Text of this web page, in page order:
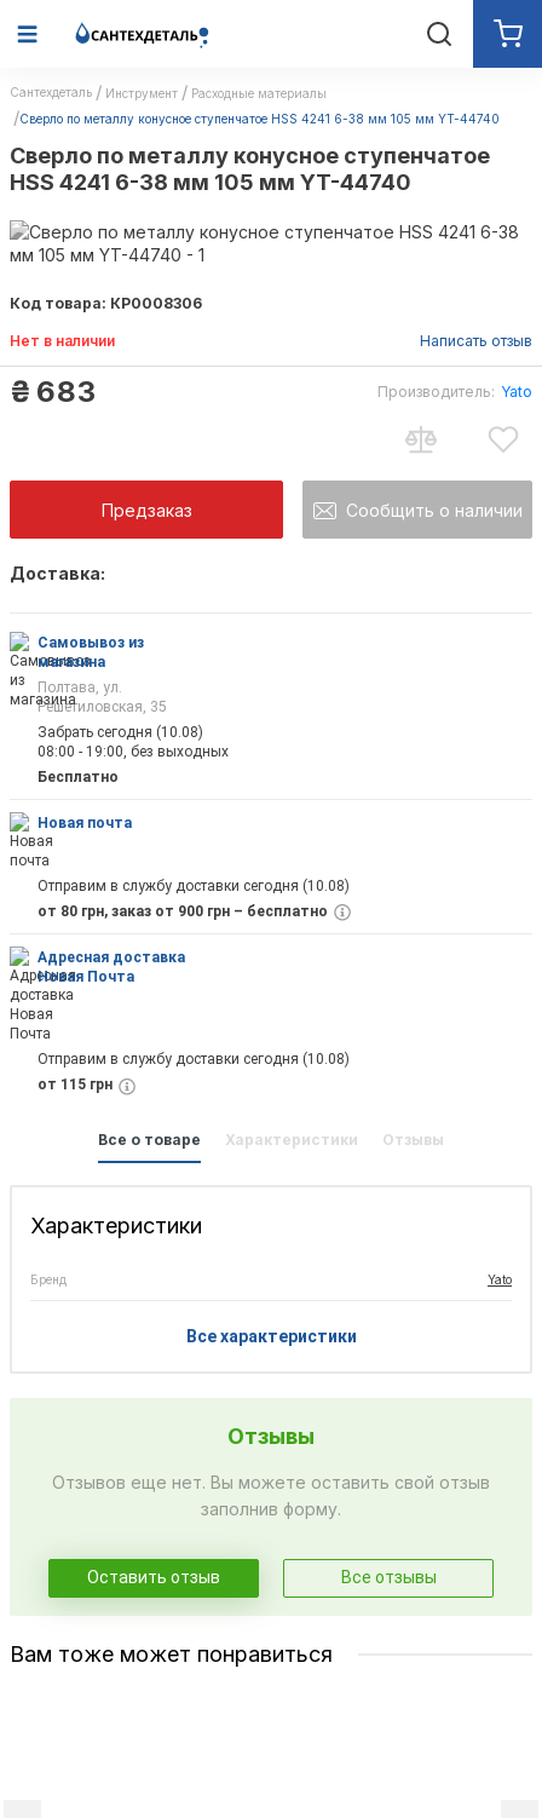
Сантехдеталь Инструмент
Расходные материалы
Сверло по металлу конусное ступенчатое HSS 4241 6-38 мм 105 мм YT-44740
Сверло по металлу конусное ступенчатое
HSS 4241 6-38 мм 105 мм YT-44740
Код товара: КР0008306
Нет в наличии Написать отзыв
₴ 683 Производитель: Yato
Предзаказ Сообщить о наличии
Доставка:
Самовывоз из
магазина
Полтава, ул.
Решетиловская, 35
Забрать сегодня (10.08)
08:00 - 19:00, без выходных
Бесплатно
Новая почта
Отправим в службу доставки сегодня (10.08)
от 80 грн, заказ от 900 грн – бесплатно
Адресная доставка
Новая Почта
Отправим в службу доставки сегодня (10.08)
от 115 грн
Все о товаре Характеристики Отзывы
Характеристики
Бренд Yato
Все характеристики
Отзывы
Отзывов еще нет. Вы можете оставить свой отзыв
заполнив форму.
Оставить отзыв Все отзывы
Вам тоже может понравиться